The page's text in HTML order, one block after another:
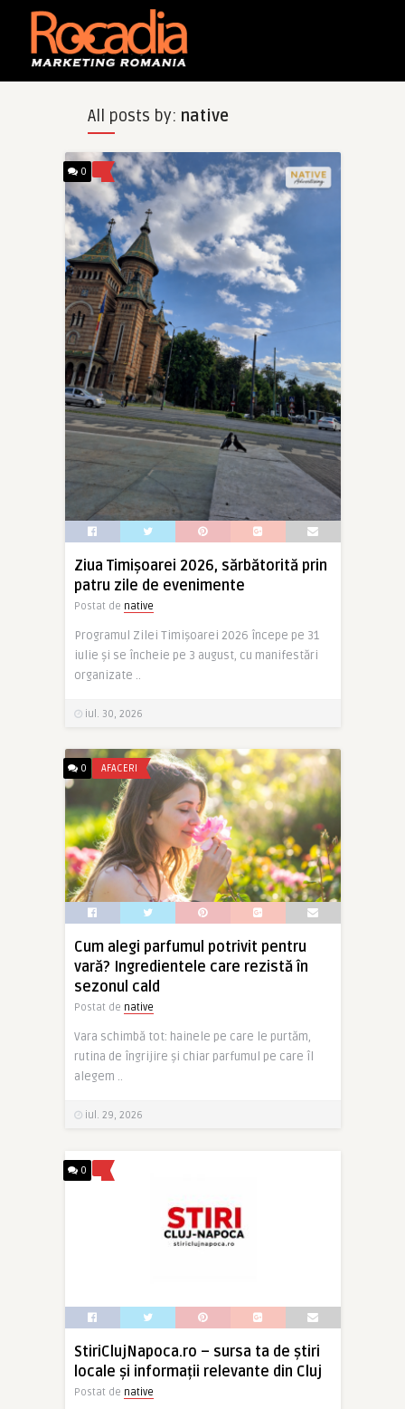
All posts by: native
0
Ziua Timișoarei 2026, sărbătorită prin
patru zile de evenimente
Postat de native
Programul Zilei Timișoarei 2026 începe pe 31
iulie și se încheie pe 3 august, cu manifestări
organizate ..
iul. 30, 2026
0 AFACERI
Cum alegi parfumul potrivit pentru
vară? Ingredientele care rezistă în
sezonul cald
Postat de native
Vara schimbă tot: hainele pe care le purtăm,
rutina de îngrijire și chiar parfumul pe care îl
alegem ..
iul. 29, 2026
0
StiriClujNapoca.ro – sursa ta de știri
locale și informații relevante din Cluj
Postat de native